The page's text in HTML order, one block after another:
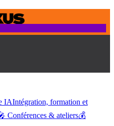
IAIntégration, formation et
Conférences & ateliers💰